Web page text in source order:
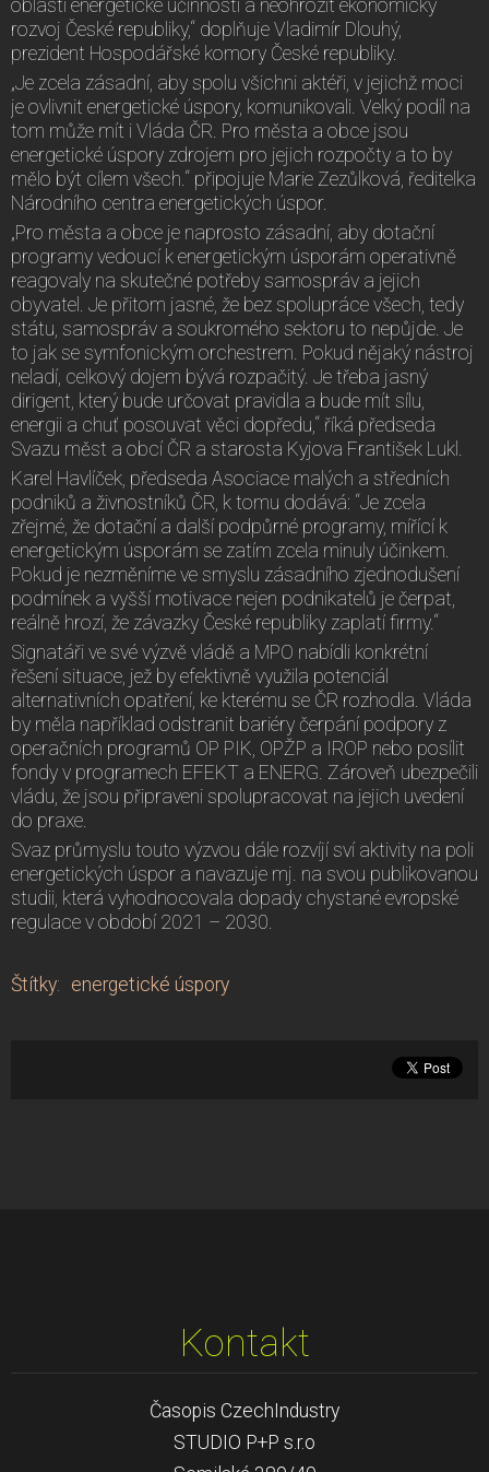
oblasti energetické účinnosti a neohrozit ekonomický
rozvoj České republiky,“ doplňuje Vladimír Dlouhý,
prezident Hospodářské komory České republiky.
„Je zcela zásadní, aby spolu všichni aktéři, v jejichž moci
je ovlivnit energetické úspory, komunikovali. Velký podíl na
tom může mít i Vláda ČR. Pro města a obce jsou
energetické úspory zdrojem pro jejich rozpočty a to by
mělo být cílem všech.“ připojuje Marie Zezůlková, ředitelka
Národního centra energetických úspor.
„Pro města a obce je naprosto zásadní, aby dotační
programy vedoucí k energetickým úsporám operativně
reagovaly na skutečné potřeby samospráv a jejich
obyvatel. Je přitom jasné, že bez spolupráce všech, tedy
státu, samospráv a soukromého sektoru to nepůjde. Je
to jak se symfonickým orchestrem. Pokud nějaký nástroj
neladí, celkový dojem bývá rozpačitý. Je třeba jasný
dirigent, který bude určovat pravidla a bude mít sílu,
energii a chuť posouvat věci dopředu,“ říká předseda
Svazu měst a obcí ČR a starosta Kyjova František Lukl.
Karel Havlíček, předseda Asociace malých a středních
podniků a živnostníků ČR, k tomu dodává: “Je zcela
zřejmé, že dotační a další podpůrné programy, mířící k
energetickým úsporám se zatím zcela minuly účinkem.
Pokud je nezměníme ve smyslu zásadního zjednodušení
podmínek a vyšší motivace nejen podnikatelů je čerpat,
reálně hrozí, že závazky České republiky zaplatí firmy.“
Signatáři ve své výzvě vládě a MPO nabídli konkrétní
řešení situace, jež by efektivně využila potenciál
alternativních opatření, ke kterému se ČR rozhodla. Vláda
by měla například odstranit bariéry čerpání podpory z
operačních programů OP PIK, OPŽP a IROP nebo posílit
fondy v programech EFEKT a ENERG. Zároveň ubezpečili
vládu, že jsou připraveni spolupracovat na jejich uvedení
do praxe.
Svaz průmyslu touto výzvou dále rozvíjí sví aktivity na poli
energetických úspor a navazuje mj. na svou publikovanou
studii, která vyhodnocovala dopady chystané evropské
regulace v období 2021 – 2030.
Štítky: energetické úspory
Kontakt
Časopis CzechIndustry
STUDIO P+P s.r.o